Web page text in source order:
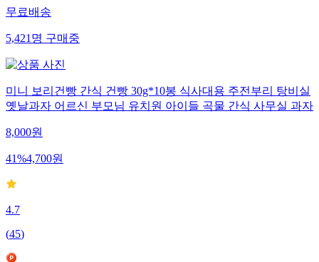
무료배송
5,421명구매중
미니 보리건빵 간식 건빵 30g*10봉 식사대용 주전부리 탕비실
옛날과자 어르신 부모님 유치원 아이들 곡물 간식 사무실 과자
8,000원
41%4,700원
4.7
(45)